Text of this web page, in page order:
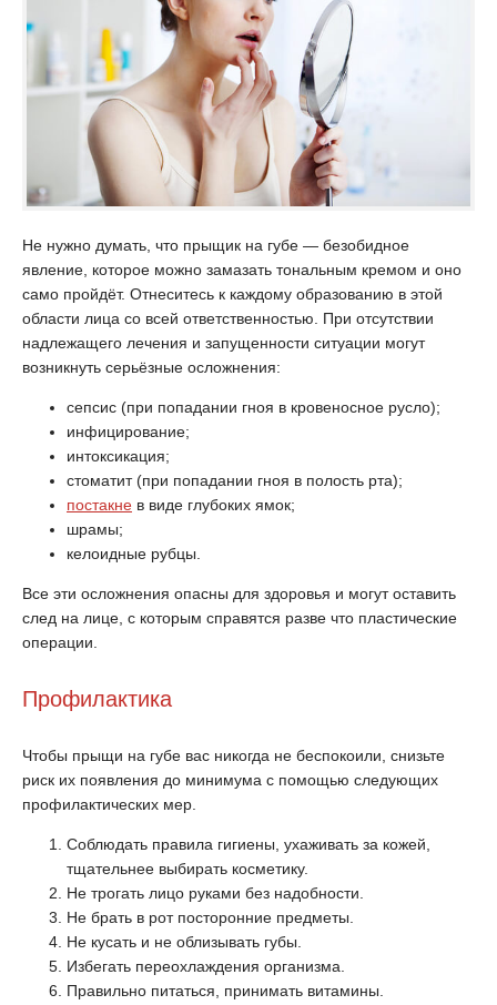
Не нужно думать, что прыщик на губе — безобидное
явление, которое можно замазать тональным кремом и оно
само пройдёт. Отнеситесь к каждому образованию в этой
области лица со всей ответственностью. При отсутствии
надлежащего лечения и запущенности ситуации могут
возникнуть серьёзные осложнения:
сепсис (при попадании гноя в кровеносное русло);
инфицирование;
интоксикация;
стоматит (при попадании гноя в полость рта);
постакне в виде глубоких ямок;
шрамы;
келоидные рубцы.
Все эти осложнения опасны для здоровья и могут оставить
след на лице, с которым справятся разве что пластические
операции.
Профилактика
Чтобы прыщи на губе вас никогда не беспокоили, снизьте
риск их появления до минимума с помощью следующих
профилактических мер.
Соблюдать правила гигиены, ухаживать за кожей,
тщательнее выбирать косметику.
Не трогать лицо руками без надобности.
Не брать в рот посторонние предметы.
Не кусать и не облизывать губы.
Избегать переохлаждения организма.
Правильно питаться, принимать витамины.